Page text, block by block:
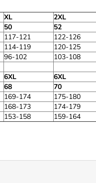
XL
2XL
50
52
117-121
122-126
114-119
120-125
96-102 103-108
6XL
6XL
68
70
169-174
175-180
168-173
174-179
153-158 159-164